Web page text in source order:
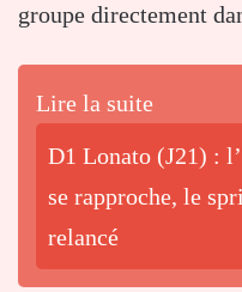
groupe directement
Lire la suite
D1 Lonato (J21) :
se rapproche, le
relancé